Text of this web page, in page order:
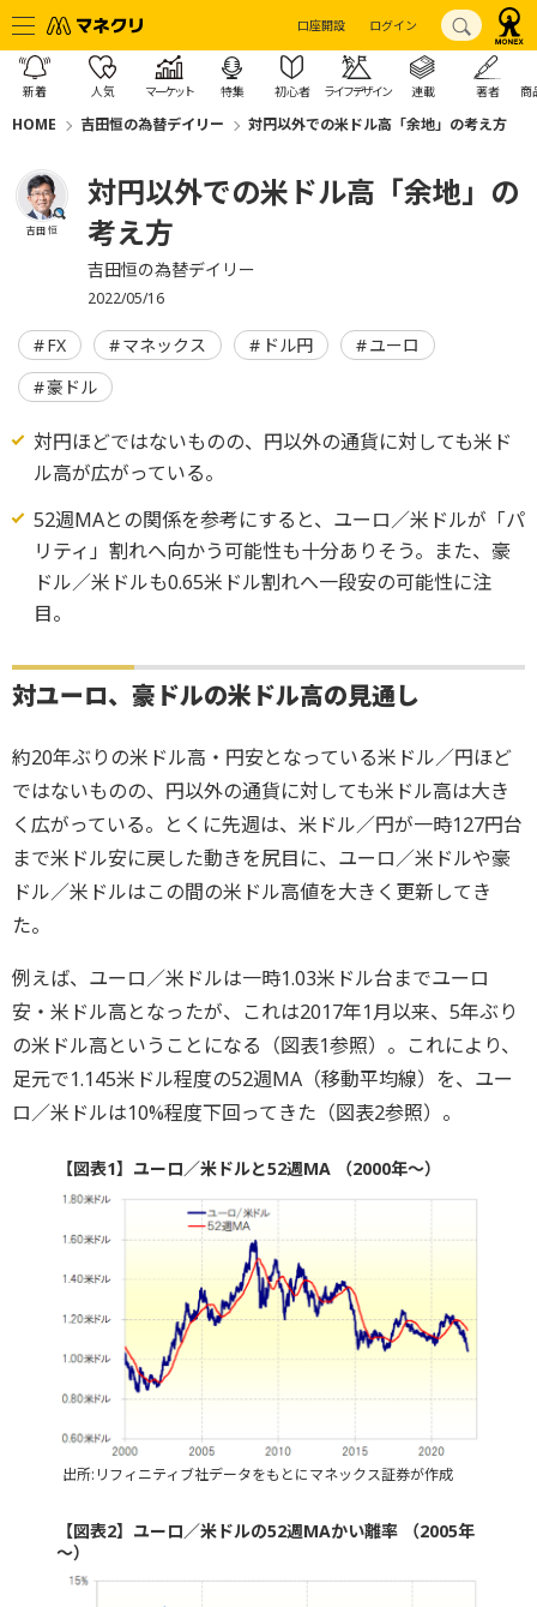
口座開設 ログイン
新着 人気 マーケット 特集 初心者 ライフデザイン 連載 著者 商
HOME 吉田恒の為替デイリー 対円以外での米ドル高「余地」の考え方
吉田 恒
対円以外での米ドル高「余地」の
考え方
吉田恒の為替デイリー
2022/05/16
FX マネックス ドル円
ユーロ
豪ドル
対円ほどではないものの、円以外の通貨に対しても米ド
ル高が広がっている。
52週MAとの関係を参考にすると、ユーロ／米ドルが「パ
リティ」割れへ向かう可能性も十分ありそう。また、豪
ドル／米ドルも0.65米ドル割れへ一段安の可能性に注
目。
対ユーロ、豪ドルの米ドル高の見通し
約20年ぶりの米ドル高・円安となっている米ドル／円ほど
ではないものの、円以外の通貨に対しても米ドル高は大き
く広がっている。とくに先週は、米ドル／円が一時127円台
まで米ドル安に戻した動きを尻目に、ユーロ／米ドルや豪
ドル／米ドルはこの間の米ドル高値を大きく更新してき
た。
例えば、ユーロ／米ドルは一時1.03米ドル台までユーロ
安・米ドル高となったが、これは2017年1月以来、5年ぶり
の米ドル高ということになる（図表1参照）。これにより、
足元で1.145米ドル程度の52週MA（移動平均線）を、ユー
ロ／米ドルは10%程度下回ってきた（図表2参照）。
【図表1】ユーロ／米ドルと52週MA （2000年～）
出所:リフィニティブ社データをもとにマネックス証券が作成
【図表2】ユーロ／米ドルの52週MAかい離率 （2005年
～）